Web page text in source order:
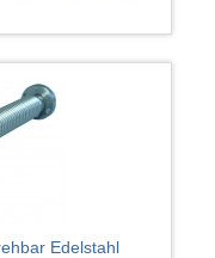
Edelstahl